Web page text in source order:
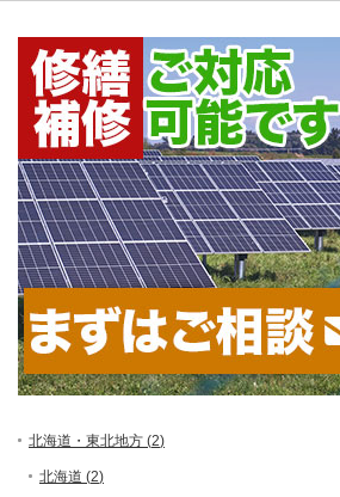
北海道・東北地方 (2)
北海道 (2)